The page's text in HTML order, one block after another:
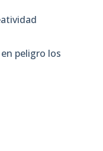
peligro los